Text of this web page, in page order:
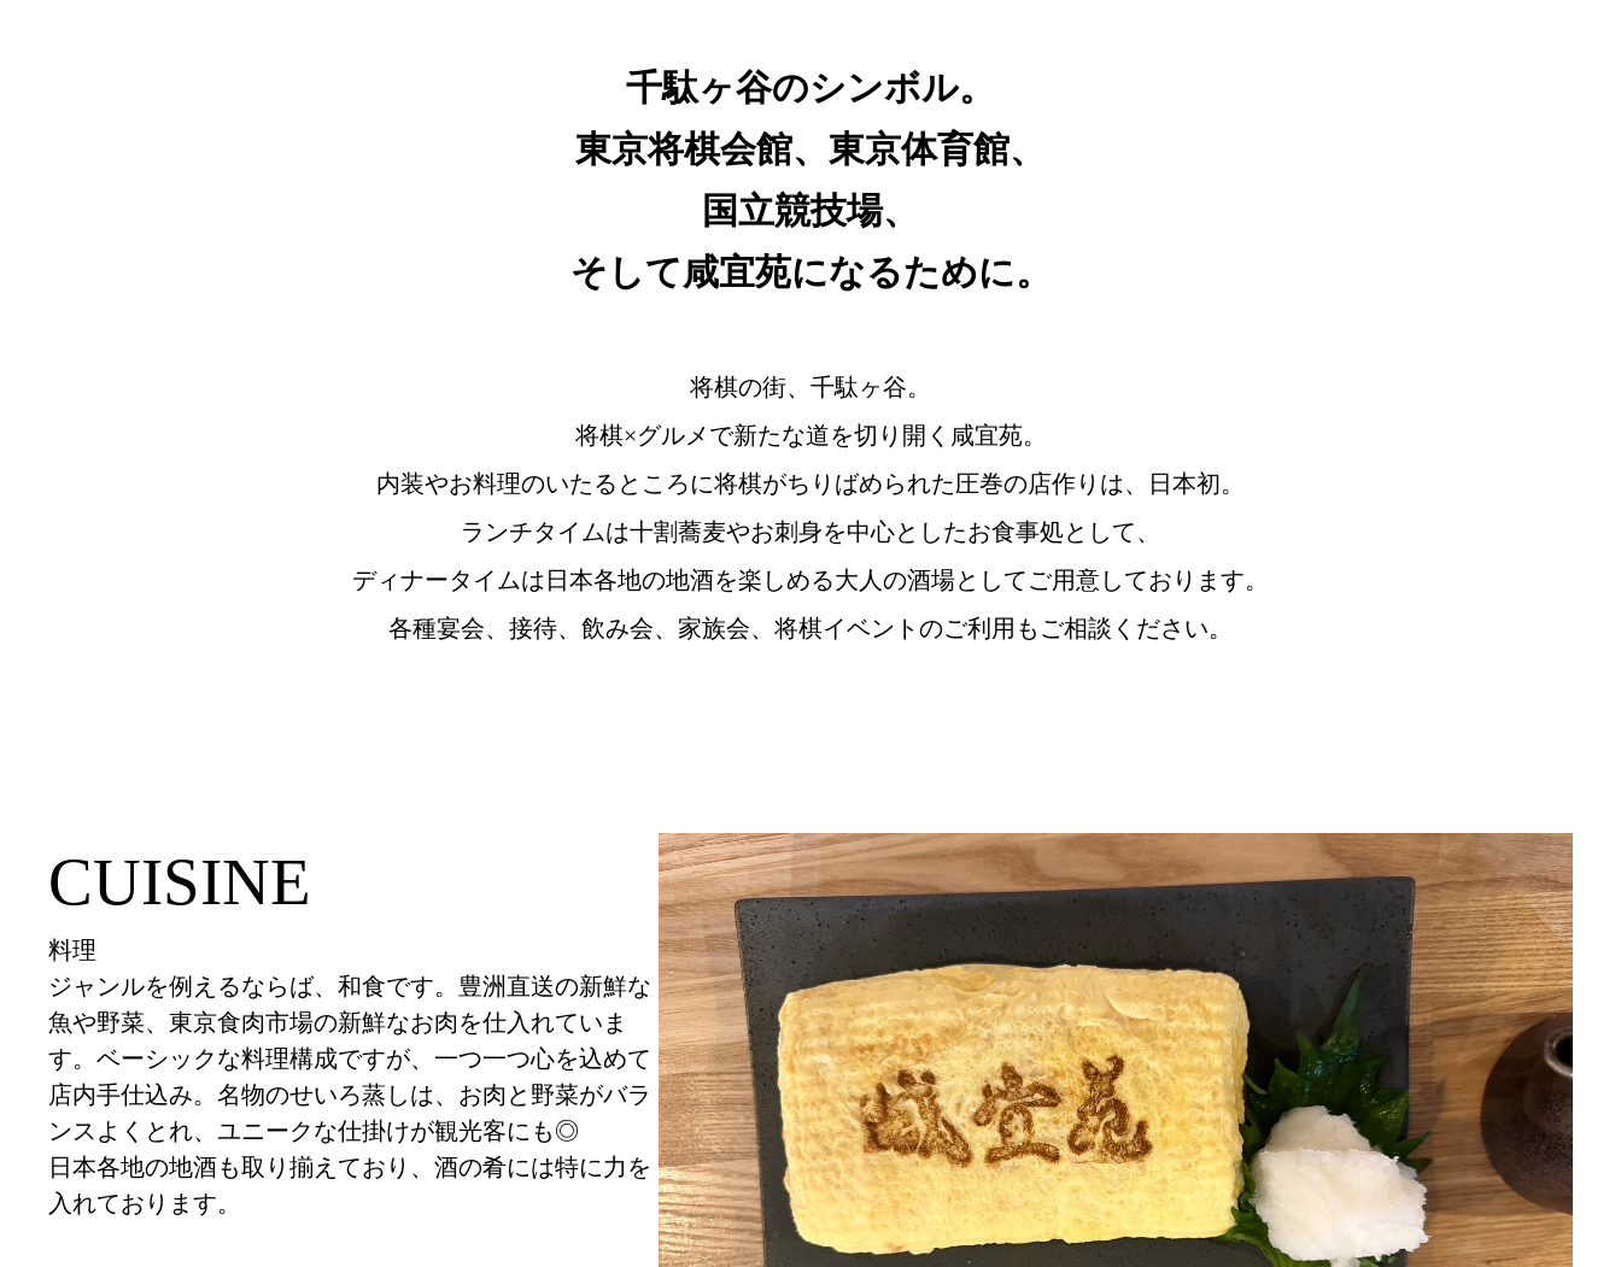
千駄ヶ谷のシンボル。
東京将棋会館、東京体育館、
国立競技場、
そして咸宜苑になるために。
将棋の街、千駄ヶ谷。
将棋×グルメで新たな道を切り開く咸宜苑。
内装やお料理のいたるところに将棋がちりばめられた圧巻の店作りは、日本初。
ランチタイムは十割蕎麦やお刺身を中心としたお食事処として、
ディナータイムは日本各地の地酒を楽しめる大人の酒場としてご用意しております。
各種宴会、接待、飲み会、家族会、将棋イベントのご利用もご相談ください。
CUISINE
料理
ジャンルを例えるならば、和食です。豊洲直送の新鮮な
魚や野菜、東京食肉市場の新鮮なお肉を仕入れていま
す。ベーシックな料理構成ですが、一つ一つ心を込めて
店内手仕込み。名物のせいろ蒸しは、お肉と野菜がバラ
ンスよくとれ、ユニークな仕掛けが観光客にも◎
日本各地の地酒も取り揃えており、酒の肴には特に力を
入れております。